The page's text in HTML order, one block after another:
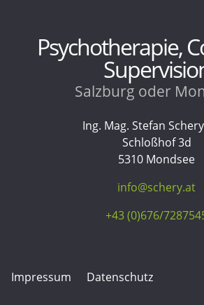
Psychotherapie,
Salzburg oder
Ing. Mag. Stefan
Schloßhof 3d
5310 Mondsee
info@schery.at
+43 (0)676/
Impressum Datenschutz